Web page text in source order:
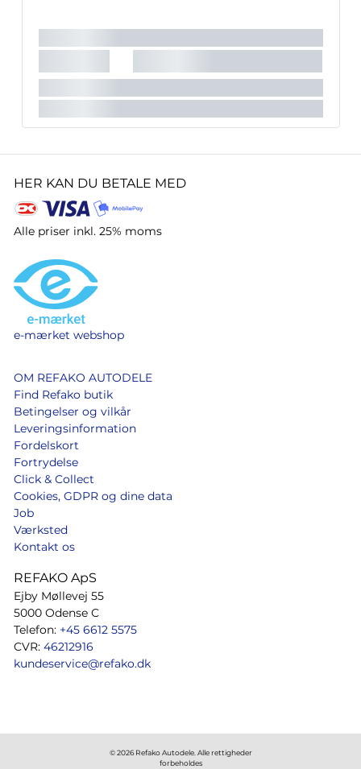
Stik: 5-pol Aspöck
Lygte nr.: Multipoint 2
HER KAN DU BETALE MED
Alle priser inkl. 25% moms
e-mærket webshop
OM REFAKO AUTODELE
Find Refako butik
Betingelser og vilkår
Leveringsinformation
Fordelskort
Fortrydelse
Click & Collect
Cookies, GDPR og dine data
Job
Værksted
Kontakt os
REFAKO ApS
Ejby Møllevej 55
5000 Odense C
Telefon: +45 6612 5575
CVR: 46212916
kundeservice@refako.dk
© 2026 Refako Autodele. Alle rettigheder
forbeholdes